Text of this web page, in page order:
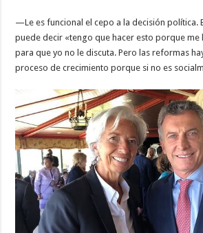
—Le es funcional el cepo a la decisión política.
puede decir «tengo que hacer esto porque me
para que yo no le discuta. Pero las reformas
proceso de crecimiento porque si no es